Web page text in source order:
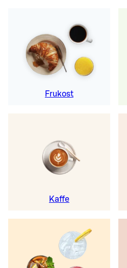
Frukost
Kaffe